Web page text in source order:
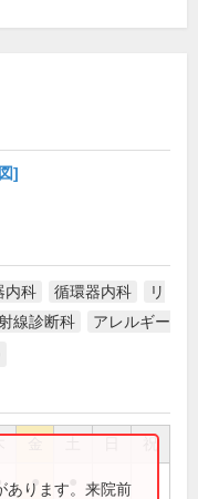
]
内科 循環器内科
リ
線診断科
アレルギー
祝
●
あります。来院前